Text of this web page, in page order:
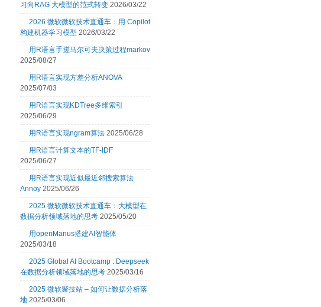
习向RAG 大模型的范式转变 2026/03/22
2026 微软微软技术直通车：用 Copilot
构建机器学习模型 2026/03/22
用R语言手搓马尔可夫决策过程markov
2025/08/27
用R语言实现方差分析ANOVA
2025/07/03
用R语言实现KDTree多维索引
2025/06/29
用R语言实现ngram算法 2025/06/28
用R语言计算文本的TF-IDF
2025/06/27
用R语言实现近似最近邻搜索算法
Annoy 2025/06/26
2025 微软微软技术直通车：大模型在
数据分析领域落地的思考 2025/05/20
用openManus搭建AI智能体
2025/03/18
2025 Global AI Bootcamp : Deepseek
在数据分析领域落地的思考 2025/03/16
2025 微软聚技站 – 如何让数据分析落
地 2025/03/06